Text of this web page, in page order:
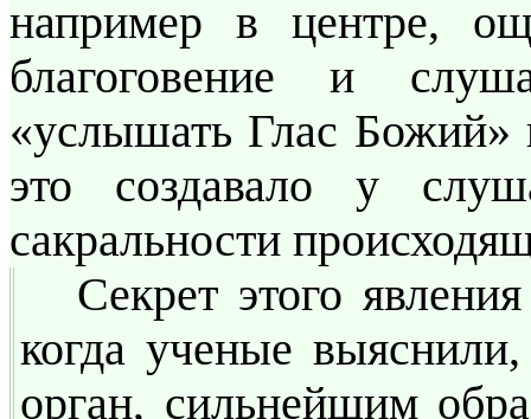
например в центре,
благоговение и
«услышать Глас Божий»
это создавало у
сакральности
Секрет этого
когда ученые
орган, сильнейшим